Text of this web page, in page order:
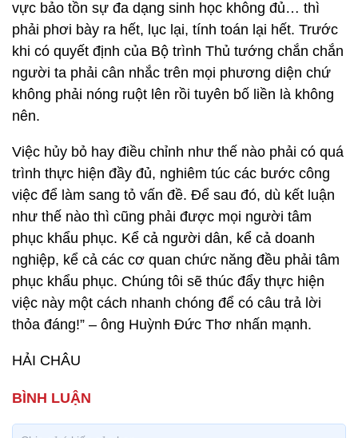
vực bảo tồn sự đa dạng sinh học không đủ… thì
phải phơi bày ra hết, lục lại, tính toán lại hết. Trước
khi có quyết định của Bộ trình Thủ tướng chắn chắn
người ta phải cân nhắc trên mọi phương diện chứ
không phải nóng ruột lên rồi tuyên bố liền là không
nên.
Việc hủy bỏ hay điều chỉnh như thế nào phải có quá
trình thực hiện đầy đủ, nghiêm túc các bước công
việc để làm sang tỏ vấn đề. Để sau đó, dù kết luận
như thế nào thì cũng phải được mọi người tâm
phục khẩu phục. Kể cả người dân, kể cả doanh
nghiệp, kể cả các cơ quan chức năng đều phải tâm
phục khẩu phục. Chúng tôi sẽ thúc đẩy thực hiện
việc này một cách nhanh chóng để có câu trả lời
thỏa đáng!” – ông Huỳnh Đức Thơ nhấn mạnh.
HẢI CHÂU